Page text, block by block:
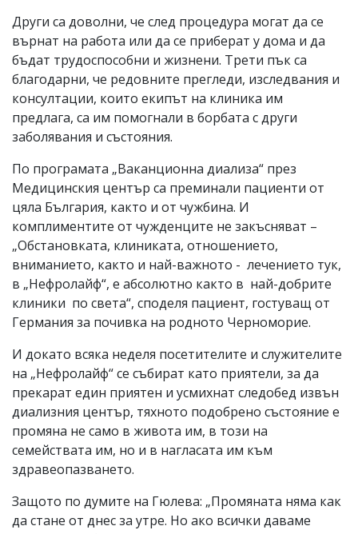
Други са доволни, че след процедура могат да се
върнат на работа или да се приберат у дома и да
бъдат трудоспособни и жизнени. Трети пък са
благодарни, че редовните прегледи, изследвания и
консултации, които екипът на клиника им
предлага, са им помогнали в борбата с други
заболявания и състояния.
По програмата „Ваканционна диализа“ през
Медицинския център са преминали пациенти от
цяла България, както и от чужбина. И
комплиментите от чужденците не закъсняват –
„Обстановката, клиниката, отношението,
вниманието, както и най-важното - лечението тук,
в „Нефролайф“, е абсолютно както в най-добрите
клиники по света“, споделя пациент, гостуващ от
Германия за почивка на родното Черноморие.
И докато всяка неделя посетителите и служителите
на „Нефролайф“ се събират като приятели, за да
прекарат един приятен и усмихнат следобед извън
диализния център, тяхното подобрено състояние е
промяна не само в живота им, в този на
семействата им, но и в нагласата им към
здравеопазването.
Защото по думите на Гюлева: „Промяната няма как
да стане от днес за утре. Но ако всички даваме